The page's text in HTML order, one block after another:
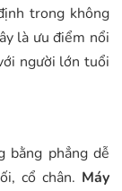
trong không
là ưu điểm nổi
người lớn tuổi
bằng phẳng dễ
cổ chân. Máy